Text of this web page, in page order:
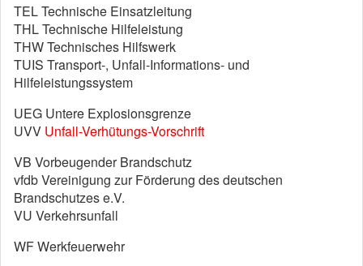
TEL Technische Einsatzleitung
THL Technische Hilfeleistung
THW Technisches Hilfswerk
TUIS Transport-, Unfall-Informations- und
Hilfeleistungssystem
UEG Untere Explosionsgrenze
UVV Unfall-Verhütungs-Vorschrift
VB Vorbeugender Brandschutz
vfdb Vereinigung zur Förderung des deutschen
Brandschutzes e.V.
VU Verkehrsunfall
WF Werkfeuerwehr